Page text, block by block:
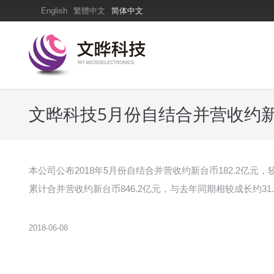
English 繁體中文 简体中文
文晔科技5月份自结合并营收约
本公司公布2018年5月份自结合并营收约新台币182.2亿元
累计合并营收约新台币846.2亿元，与去年同期相较成长约
2018-06-08